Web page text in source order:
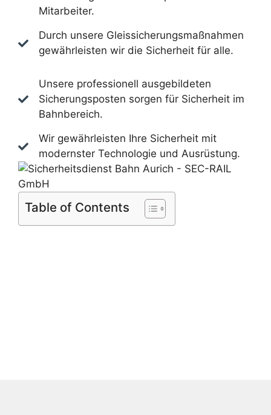
Mitarbeiter.
Durch unsere Gleissicherungsmaßnahmen
gewährleisten wir die Sicherheit für alle.
Unsere professionell ausgebildeten
Sicherungsposten sorgen für Sicherheit im
Bahnbereich.
Wir gewährleisten Ihre Sicherheit mit
modernster Technologie und Ausrüstung.
Table of Contents